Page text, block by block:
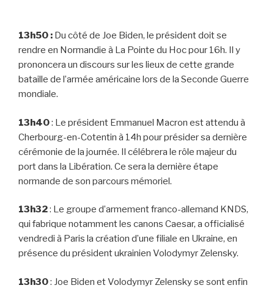
13h50 : Du côté de Joe Biden, le président doit se
rendre en Normandie à La Pointe du Hoc pour 16h. Il y
prononcera un discours sur les lieux de cette grande
bataille de l’armée américaine lors de la Seconde Guerre
mondiale.
13h40: Le président Emmanuel Macron est attendu à
Cherbourg-en-Cotentin à 14h pour présider sa dernière
cérémonie de la journée. Il célébrera le rôle majeur du
port dans la Libération. Ce sera la dernière étape
normande de son parcours mémoriel.
13h32: Le groupe d’armement franco-allemand KNDS,
qui fabrique notamment les canons Caesar, a officialisé
vendredi à Paris la création d’une filiale en Ukraine, en
présence du président ukrainien Volodymyr Zelensky.
13h30: Joe Biden et Volodymyr Zelensky se sont enfin